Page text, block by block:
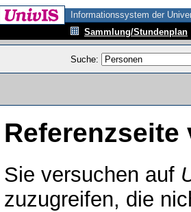
Informationssystem der
Sammlung/Stundenplan
Suche:
Referenzseite
Sie versuchen auf
zuzugreifen, die